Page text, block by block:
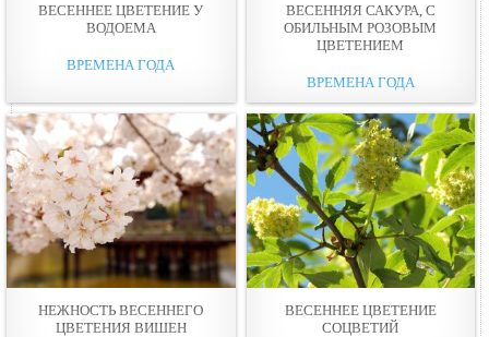
ВЕСЕННЕЕ ЦВЕТЕНИЕ У
ВОДОЕМА
ВРЕМЕНА ГОДА
ВЕСЕННЯЯ САКУРА, С
ОБИЛЬНЫМ РОЗОВЫМ
ЦВЕТЕНИЕМ
ВРЕМЕНА ГОДА
НЕЖНОСТЬ ВЕСЕННЕГО
ЦВЕТЕНИЯ ВИШЕН
ВЕСЕННЕЕ ЦВЕТЕНИЕ
СОЦВEТИЙ